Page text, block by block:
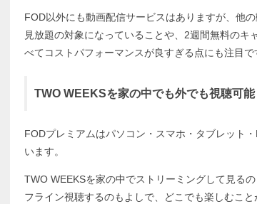
FOD以外にも動画配信サービスはありますが、他
見放題の対象になっていることや、2週間無料の
べてコストパフォーマンスが良すぎる点にも注目で
TWO WEEKSを家の中でも外でも視聴可能
FODプレミアムはパソコン・スマホ・タブレット
います。
TWO WEEKSを家の中でストリーミングして見る
フライン視聴するのもよしで、どこでも楽しむこと